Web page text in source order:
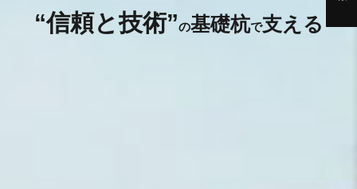
“信頼と技術”の基礎杭で支える